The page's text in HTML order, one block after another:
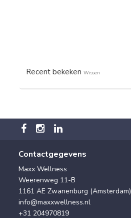
Recent bekeken Wissen
Contactgegevens
Maxx Wellness
Weerenweg 11-B
1161 AE Zwanenburg (Amsterdam)
info@maxxwellness.nl
+31 204970819